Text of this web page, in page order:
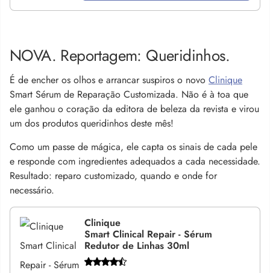
NOVA. Reportagem: Queridinhos.
É de encher os olhos e arrancar suspiros o novo Clinique
Smart Sérum de Reparação Customizada. Não é à toa que
ele ganhou o coração da editora de beleza da revista e virou
um dos produtos queridinhos deste mês!
Como um passe de mágica, ele capta os sinais de cada pele
e responde com ingredientes adequados a cada necessidade.
Resultado: reparo customizado, quando e onde for
necessário.
Clinique
Smart Clinical Repair - Sérum
Redutor de Linhas 30ml